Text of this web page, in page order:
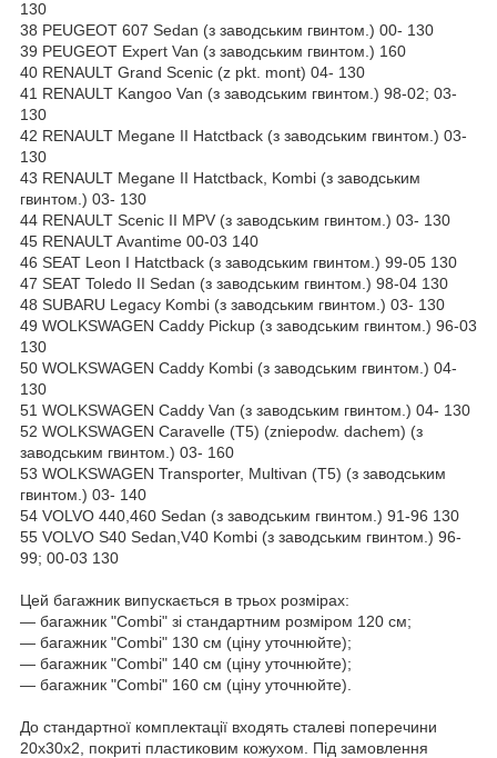
130
38 PEUGEOT 607 Sedan (з заводським гвинтом.) 00- 130
39 PEUGEOT Expert Van (з заводським гвинтом.) 160
40 RENAULT Grand Scenic (z pkt. mont) 04- 130
41 RENAULT Kangoo Van (з заводським гвинтом.) 98-02; 03-
130
42 RENAULT Megane II Hatctback (з заводським гвинтом.) 03-
130
43 RENAULT Megane II Hatctback, Kombi (з заводським
гвинтом.) 03- 130
44 RENAULT Scenic II MPV (з заводським гвинтом.) 03- 130
45 RENAULT Avantime 00-03 140
46 SEAT Leon I Hatctback (з заводським гвинтом.) 99-05 130
47 SEAT Toledo II Sedan (з заводським гвинтом.) 98-04 130
48 SUBARU Legacy Kombi (з заводським гвинтом.) 03- 130
49 WOLKSWAGEN Caddy Pickup (з заводським гвинтом.) 96-03
130
50 WOLKSWAGEN Caddy Kombi (з заводським гвинтом.) 04-
130
51 WOLKSWAGEN Caddy Van (з заводським гвинтом.) 04- 130
52 WOLKSWAGEN Caravelle (T5) (zniepodw. dachem) (з
заводським гвинтом.) 03- 160
53 WOLKSWAGEN Transporter, Multivan (T5) (з заводським
гвинтом.) 03- 140
54 VOLVO 440,460 Sedan (з заводським гвинтом.) 91-96 130
55 VOLVO S40 Sedan,V40 Kombi (з заводським гвинтом.) 96-
99; 00-03 130
Цей багажник випускається в трьох розмірах:
― багажник "Combi" зі стандартним розміром 120 см;
― багажник "Combi" 130 см (ціну уточнюйте);
― багажник "Combi" 140 см (ціну уточнюйте);
― багажник "Combi" 160 см (ціну уточнюйте).
До стандартної комплектації входять сталеві поперечини
20х30х2, покриті пластиковим кожухом. Під замовлення